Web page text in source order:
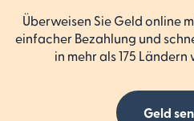
Überweisen Sie Geld online
einfacher Bezahlung und
in mehr als 175
Geld